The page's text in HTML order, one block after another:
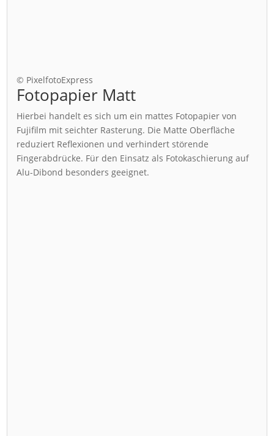
© PixelfotoExpress
Fotopapier Matt
Hierbei handelt es sich um ein mattes Fotopapier von
Fujifilm mit seichter Rasterung. Die Matte Oberfläche
reduziert Reflexionen und verhindert störende
Fingerabdrücke. Für den Einsatz als Fotokaschierung auf
Alu-Dibond besonders geeignet.